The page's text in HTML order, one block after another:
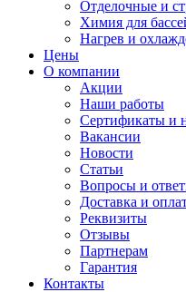
Отделочные и
Химия для
Нагрев и
Цены
О компании
Акции
Наши работы
Сертификаты и
Вакансии
Новости
Статьи
Вопросы и
Доставка и
Реквизиты
Отзывы
Партнерам
Гарантия
Контакты